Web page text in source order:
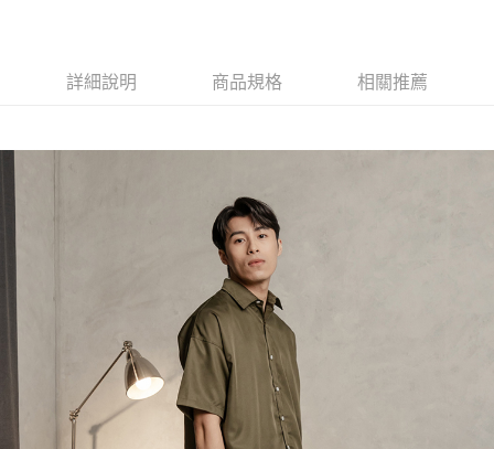
2.透過簡訊連結打開帳單後，可選擇「超商條碼／台灣大直營門市／銀行轉
帳／街口支付／iPASS MONEY」等通路繳費。
1.本服務係由「台灣大哥大股份有限公司」（以下簡稱本公司）所提供，讓
2.基於同意付款使用「大哥付你分期」之契約關係目的，商店將以您的個人
資料（包含姓名、電話或地址）提供予台灣大哥大進項蒐集、處理及利用，
由本公司與您本人進行分期帳單所需資料之確認、核對及更正。
3.完整用戶服務條款，請詳閱以下連結：https://oppay.tw/userRule
結帳頁面，進行簡訊認證並確認金額後，即可完成結帳。
※ 交易是否成功請以「AFTEE先享後付 」之結帳頁面顯示為準，若有關於
是否繳費成功／繳費後需取消欲退款等相關疑問，請聯繫「AFTEE先享後付
https://netprotections.freshdesk.com/support/home
１．透過由恩沛科技股份有限公司提供之「AFTEE先享後付」服務完成之交
易，需依本服務之必要範圍內提供個人資料，並將交易相關給付款項請求債
權轉讓予恩沛科技股份有限公司。
２．關於個人資料處理事宜，請瀏覽以下網址：
https://aftee.tw/terms/#terms3
３．未成年的使用者請事先徵得法定代理人或監護人之同意方可使用
「AFTEE先享後付」，若未經同意申辦者引起之損失，本公司不負相關責
付款後全家取貨
萊爾富取貨付款
每筆NT$60，滿NT$2,000(含以上)免運費
付款後7-11取貨
每筆NT$60，滿NT$2,000(含以上)免運費
詳細說明 商品規格 相關推薦